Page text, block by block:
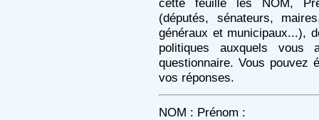
cette feuille les NOM,
(députés, sénateurs,
généraux et municipaux...),
politiques auxquels
questionnaire. Vous pouvez
vos réponses.
NOM : Prénom :